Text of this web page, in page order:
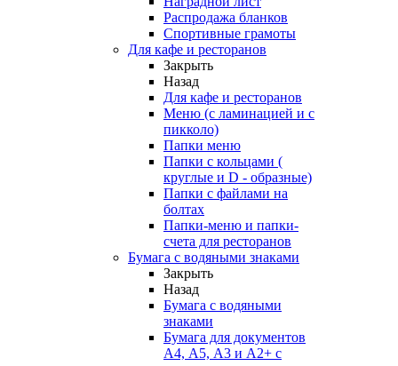
Распродажа бланков
Спортивные грамоты
Для кафе и ресторанов
Закрыть
Назад
Для кафе и ресторанов
Меню (с ламинацией и с
пикколо)
Папки меню
Папки с кольцами (
круглые и D - образные)
Папки с файлами на
болтах
Папки-меню и папки-
счета для ресторанов
Бумага с водяными знаками
Закрыть
Назад
Бумага с водяными
знаками
Бумага для документов
А4, А5, А3 и А2+ с